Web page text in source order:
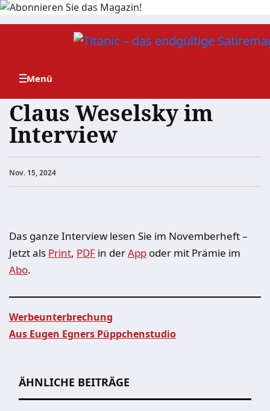
Zum
Claus Weselsky im
Interview
Nov. 15, 2024
Das ganze Interview lesen Sie im Novemberheft –
Jetzt als Print, PDF in derApp oder mit Prämie im
Abo.
Werbeunterbrechung
Aus Eugen Egners Püppchenstudio
ÄHNLICHE BEITRÄGE